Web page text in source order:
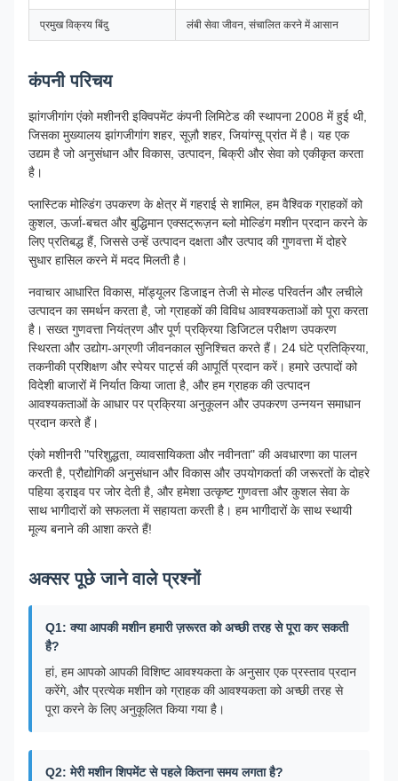
प्रमुख विक्रय बिंदु लंबी सेवा जीवन, संचालित करने में आसान
कंपनी परिचय
झांगजीगांग एंको मशीनरी इक्विपमेंट कंपनी लिमिटेड की स्थापना 2008 में हुई थी,
जिसका मुख्यालय झांगजीगांग शहर, सूज़ौ शहर, जियांग्सू प्रांत में है। यह एक
उद्यम है जो अनुसंधान और विकास, उत्पादन, बिक्री और सेवा को एकीकृत करता
है।
प्लास्टिक मोल्डिंग उपकरण के क्षेत्र में गहराई से शामिल, हम वैश्विक ग्राहकों को
कुशल, ऊर्जा-बचत और बुद्धिमान एक्सट्रूज़न ब्लो मोल्डिंग मशीन प्रदान करने के
लिए प्रतिबद्ध हैं, जिससे उन्हें उत्पादन दक्षता और उत्पाद की गुणवत्ता में दोहरे
सुधार हासिल करने में मदद मिलती है।
नवाचार आधारित विकास, मॉड्यूलर डिजाइन तेजी से मोल्ड परिवर्तन और लचीले
उत्पादन का समर्थन करता है, जो ग्राहकों की विविध आवश्यकताओं को पूरा करता
है। सख्त गुणवत्ता नियंत्रण और पूर्ण प्रक्रिया डिजिटल परीक्षण उपकरण
स्थिरता और उद्योग-अग्रणी जीवनकाल सुनिश्चित करते हैं। 24 घंटे प्रतिक्रिया,
तकनीकी प्रशिक्षण और स्पेयर पार्ट्स की आपूर्ति प्रदान करें। हमारे उत्पादों को
विदेशी बाजारों में निर्यात किया जाता है, और हम ग्राहक की उत्पादन
आवश्यकताओं के आधार पर प्रक्रिया अनुकूलन और उपकरण उन्नयन समाधान
प्रदान करते हैं।
एंको मशीनरी "परिशुद्धता, व्यावसायिकता और नवीनता" की अवधारणा का पालन
करती है, प्रौद्योगिकी अनुसंधान और विकास और उपयोगकर्ता की जरूरतों के दोहरे
पहिया ड्राइव पर जोर देती है, और हमेशा उत्कृष्ट गुणवत्ता और कुशल सेवा के
साथ भागीदारों को सफलता में सहायता करती है। हम भागीदारों के साथ स्थायी
मूल्य बनाने की आशा करते हैं!
अक्सर पूछे जाने वाले प्रश्नों
Q1: क्या आपकी मशीन हमारी ज़रूरत को अच्छी तरह से पूरा कर सकती
है?
हां, हम आपको आपकी विशिष्ट आवश्यकता के अनुसार एक प्रस्ताव प्रदान
करेंगे, और प्रत्येक मशीन को ग्राहक की आवश्यकता को अच्छी तरह से
पूरा करने के लिए अनुकूलित किया गया है।
Q2: मेरी मशीन शिपमेंट से पहले कितना समय लगता है?